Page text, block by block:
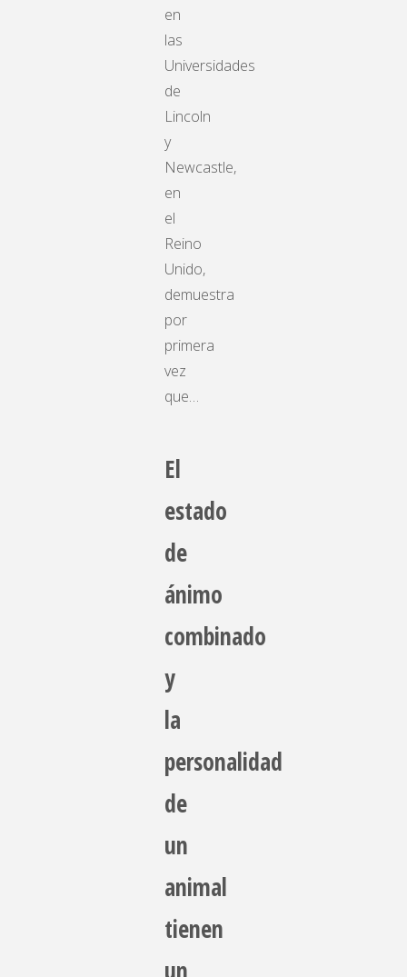
en
las
Universidades
de
Lincoln
y
Newcastle,
en
el
Reino
Unido,
demuestra
por
primera
vez
que…
El
estado
de
ánimo
combinado
y
la
personalidad
de
un
animal
tienen